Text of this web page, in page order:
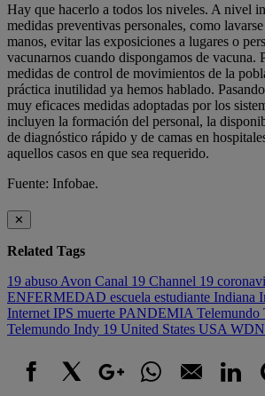
Hay que hacerlo a todos los niveles. A nivel
medidas preventivas personales, como
manos, evitar las exposiciones a lugares o
vacunarnos cuando dispongamos de vacuna.
medidas de control de movimientos de la
práctica inutilidad ya hemos hablado.
muy eficaces medidas adoptadas por los
incluyen la formación del personal, la
de diagnóstico rápido y de camas en
aquellos casos en que sea requerido.
Fuente: Infobae.
✕
Related Tags
19 abuso Avon Canal 19 Channel 19
ENFERMEDAD escuela estudiante Indiana
Internet IPS muerte PANDEMIA Telemundo
Telemundo Indy 19 United States USA